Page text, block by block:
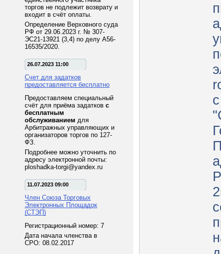
торгов не подлежит возврату и
входит в счёт оплаты.
Определение Верховного суда
РФ от 29.06.2023 г. № 307-
ЭС21-13921 (3,4) по делу А56-
16535/2020.
26.07.2023 11:00
Счет для задатков
предоставляется бесплатно
Предоставляем специальный
счёт для приёма задатков с
бесплатным
обслуживанием для
Арбитражных управляющих и
организаторов торгов по 127-
ФЗ.
Подробнее можно уточнить по
адресу электронной почты:
ploshadka-torgi@yandex.ru
11.07.2023 09:00
Член Союза Торговых
Электронных Площадок
(СТЭП)
Регистрационный номер: 7
Дата начала членства в
СРО: 08.02.2017